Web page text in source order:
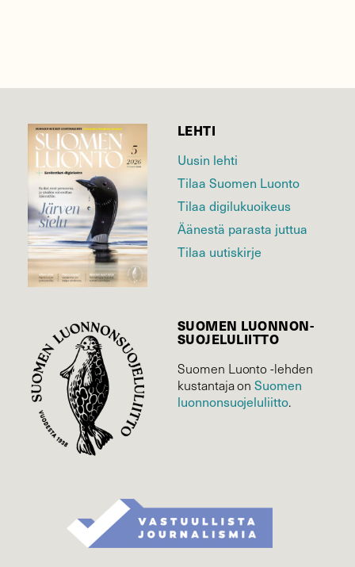
LEHTI
Uusin lehti
Tilaa Suomen Luonto
Tilaa digilukuoikeus
Äänestä parasta juttua
Tilaa uutiskirje
SUOMEN LUONNON­
SUOJELU­LIITTO
Suomen Luonto -lehden
kustantaja onSuomen
luonnonsuojelu­liitto.